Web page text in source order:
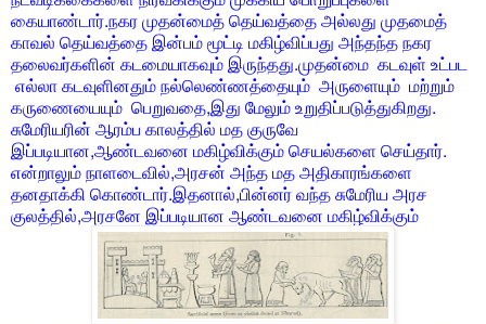
கையாண்டார்.நகர முதன்மைத் தெய்வத்தை அல்லது முதமைத்
காவல் தெய்வத்தை இன்பம் மூட்டி மகிழ்விப்பது அந்தந்த நகர
தலைவர்களின் கடமையாகவும் இருந்தது.முதன்மை கடவுள் உட்பட
எல்லா கடவுளினதும் நல்லெண்ணத்தையும் அருளையும் மற்றும்
கருணையையும் பெறுவதை,இது மேலும் உறுதிப்படுத்துகிறது.
சுமேரியரின் ஆரம்ப காலத்தில் மத குருவே
இப்படியான,ஆண்டவனை மகிழ்விக்கும் செயல்களை செய்தார்.
என்றாலும் நாளடைவில்,அரசன் அந்த மத அதிகாரங்களை
தனதாக்கி கொண்டார்.இதனால்,பின்னர் வந்த சுமேரிய அரச
குலத்தில்,அரசனே இப்படியான ஆண்டவனை மகிழ்விக்கும்